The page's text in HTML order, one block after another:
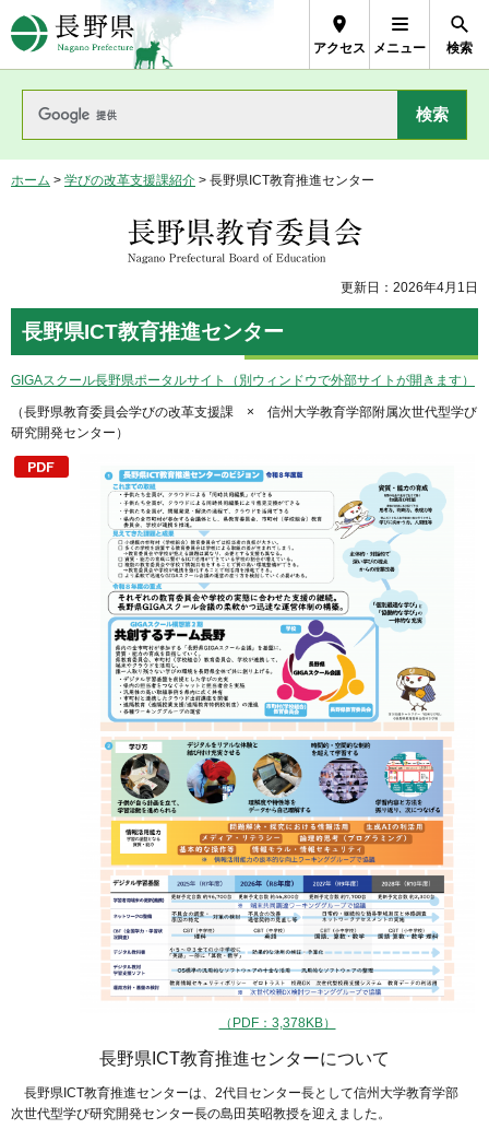
長野県Nagano Prefecture
アクセス メニュー 検索
ホーム > 学びの改革支援課紹介 > 長野県ICT教育推進センター
長野県教育委員会
更新日：2026年4月1日
長野県ICT教育推進センター
GIGAスクール長野県ポータルサイト（別ウィンドウで外部サイトが開きます）
（長野県教育委員会学びの改革支援課 × 信州大学教育学部附属次世代型学び
研究開発センター）
（PDF：3,378KB）
長野県ICT教育推進センターについて
長野県ICT教育推進センターは、2代目センター長として信州大学教育学部
次世代型学び研究開発センター長の島田英昭教授を迎えました。